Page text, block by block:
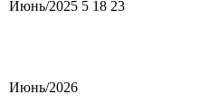
Июнь/2025 5 18 23
Июнь/2026